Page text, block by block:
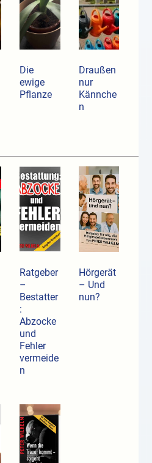
Die
ewige
Pflanze
Draußen
nur
Kännche
n
Ratgeber
–
Bestatter
:
Abzocke
und
Fehler
vermeide
n
Hörgerät
– Und
nun?